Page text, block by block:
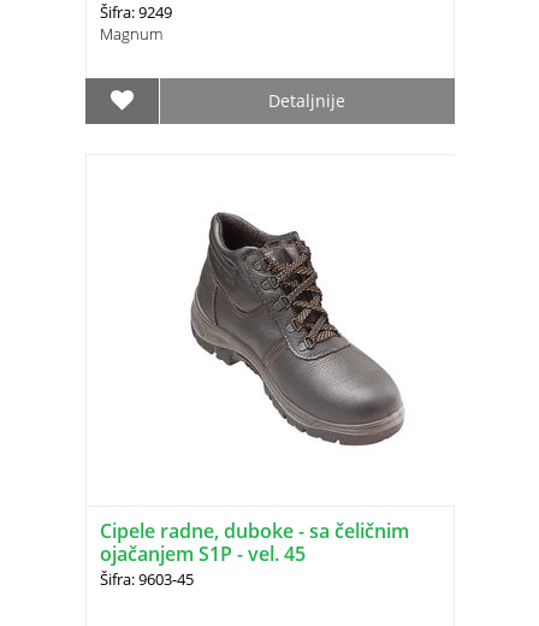
Šifra: 9249
Magnum
Detaljnije
Cipele radne, duboke - sa čeličnim
ojačanjem S1P - vel. 45
Šifra: 9603-45